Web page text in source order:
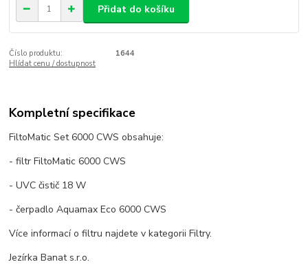
Přidat do košíku
Číslo produktu:
1644
Hlídat cenu / dostupnost
Kompletní specifikace
FiltoMatic Set 6000 CWS obsahuje:
- filtr FiltoMatic 6000 CWS
- UVC čistič 18 W
- čerpadlo Aquamax Eco 6000 CWS
Více informací o filtru najdete v kategorii Filtry.
Jezírka Banat s.r.o.